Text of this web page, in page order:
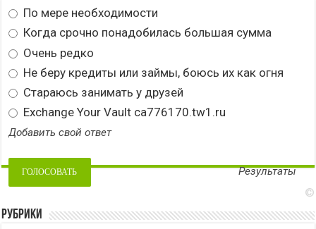
По мере необходимости
Когда срочно понадобилась большая сумма
Очень редко
Не беру кредиты или займы, боюсь их как огня
Стараюсь занимать у друзей
Exchange Your Vault ca776170.tw1.ru
Добавить свой ответ
Результаты
©
Рубрики